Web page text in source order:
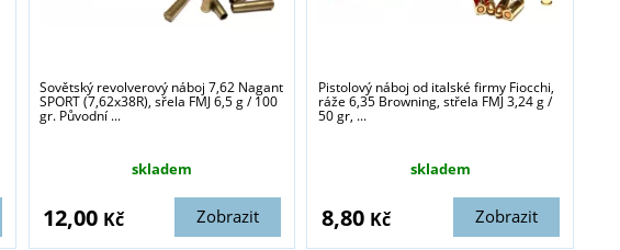
Sovětský revolverový náboj 7,62 Nagant
SPORT (7,62x38R), sřela FMJ 6,5 g / 100
gr. Původní ...
skladem
Zobrazit
12,00 Kč
Pistolový náboj od italské firmy Fiocchi,
ráže 6,35 Browning, střela FMJ 3,24 g /
50 gr, ...
skladem
Zobrazit
8,80 Kč